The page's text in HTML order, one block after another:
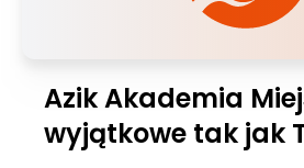
Azik Akademia
wyjątkowe tak jak